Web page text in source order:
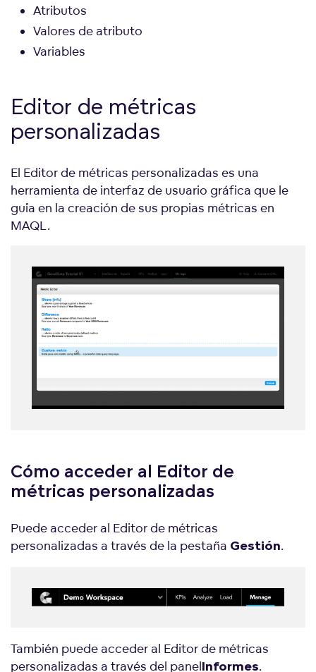
Atributos
Valores de atributo
Variables
Editor de métricas
personalizadas
El Editor de métricas personalizadas es una
herramienta de interfaz de usuario gráfica que le
guía en la creación de sus propias métricas en
MAQL.
Cómo acceder al Editor de
métricas personalizadas
Puede acceder al Editor de métricas
personalizadas a través de la pestaña Gestión.
También puede acceder al Editor de métricas
personalizadas a través del panel Informes.